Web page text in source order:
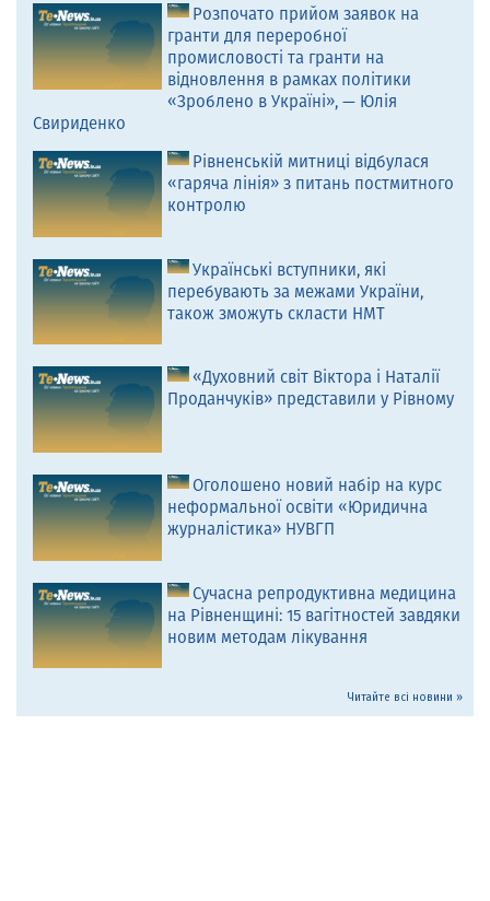
Розпочато прийом заявок на
гранти для переробної
промисловості та гранти на
відновлення в рамках політики
«Зроблено в Україні», — Юлія
Свириденко
Рівненській митниці відбулася
«гаряча лінія» з питань постмитного
контролю
Українські вступники, які
перебувають за межами України,
також зможуть скласти НМТ
«Духовний світ Віктора і Наталії
Проданчуків» представили у Рівному
Оголошено новий набір на курс
неформальної освіти «Юридична
журналістика» НУВГП
Сучасна репродуктивна медицина
на Рівненщині: 15 вагітностей завдяки
новим методам лікування
Читайте всі новини »